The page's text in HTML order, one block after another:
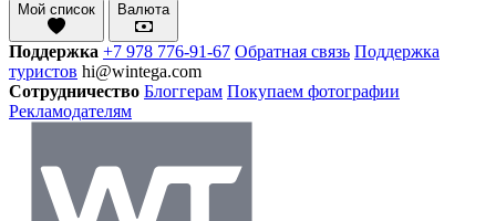
Мой список Валюта
Поддержка +7 978 776-91-67 Обратная связь Поддержка
туристов hi@wintega.com
Сотрудничество Блоггерам Покупаем фотографии
Рекламодателям